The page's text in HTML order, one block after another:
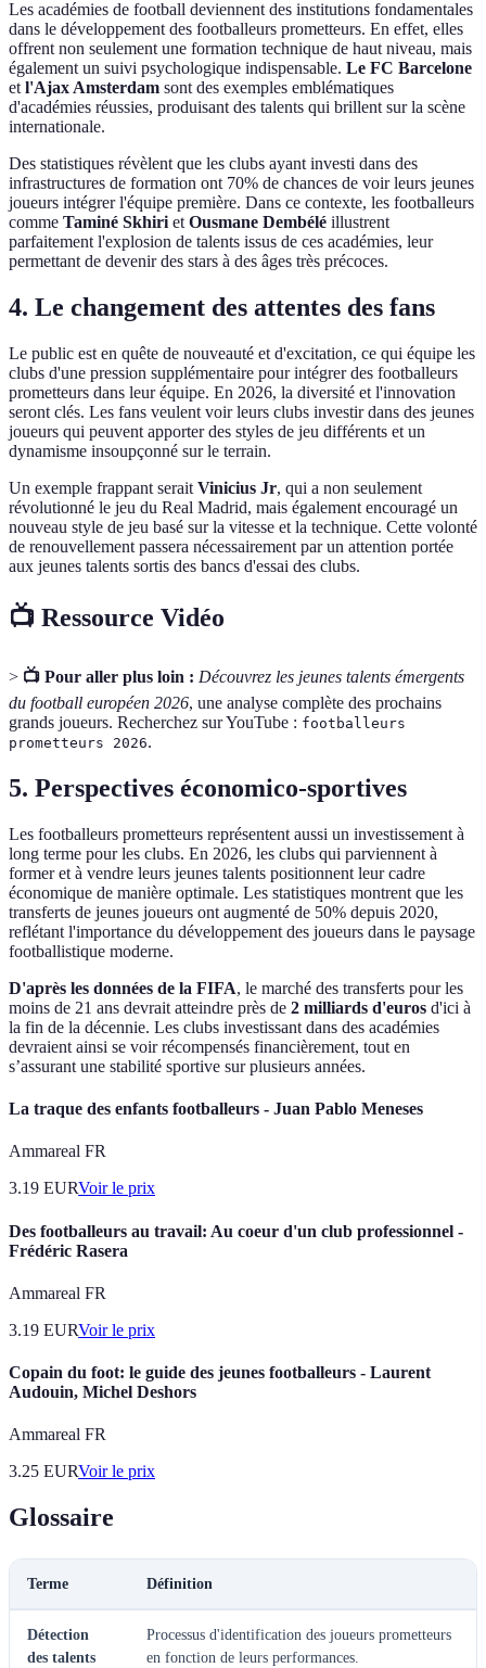
Les académies de football deviennent des institutions fondamentales
dans le développement des footballeurs prometteurs. En effet, elles
offrent non seulement une formation technique de haut niveau, mais
également un suivi psychologique indispensable. Le FC Barcelone
etl'Ajax Amsterdam sont des exemples emblématiques
d'académies réussies, produisant des talents qui brillent sur la scène
internationale.
Des statistiques révèlent que les clubs ayant investi dans des
infrastructures de formation ont 70% de chances de voir leurs jeunes
joueurs intégrer l'équipe première. Dans ce contexte, les footballeurs
comme Taminé SkhirietOusmane Dembélé illustrent
parfaitement l'explosion de talents issus de ces académies, leur
permettant de devenir des stars à des âges très précoces.
4. Le changement des attentes des fans
Le public est en quête de nouveauté et d'excitation, ce qui équipe les
clubs d'une pression supplémentaire pour intégrer des footballeurs
prometteurs dans leur équipe. En 2026, la diversité et l'innovation
seront clés. Les fans veulent voir leurs clubs investir dans des jeunes
joueurs qui peuvent apporter des styles de jeu différents et un
dynamisme insoupçonné sur le terrain.
Un exemple frappant serait Vinicius Jr, qui a non seulement
révolutionné le jeu du Real Madrid, mais également encouragé un
nouveau style de jeu basé sur la vitesse et la technique. Cette volonté
de renouvellement passera nécessairement par un attention portée
aux jeunes talents sortis des bancs d'essai des clubs.
📺 Ressource Vidéo
> 📺 Pour aller plus loin : Découvrez les jeunes talents émergents
du football européen 2026, une analyse complète des prochains
grands joueurs. Recherchez sur YouTube : footballeurs
prometteurs 2026.
5. Perspectives économico-sportives
Les footballeurs prometteurs représentent aussi un investissement à
long terme pour les clubs. En 2026, les clubs qui parviennent à
former et à vendre leurs jeunes talents positionnent leur cadre
économique de manière optimale. Les statistiques montrent que les
transferts de jeunes joueurs ont augmenté de 50% depuis 2020,
reflétant l'importance du développement des joueurs dans le paysage
footballistique moderne.
D'après les données de la FIFA, le marché des transferts pour les
moins de 21 ans devrait atteindre près de 2 milliards d'euros d'ici à
la fin de la décennie. Les clubs investissant dans des académies
devraient ainsi se voir récompensés financièrement, tout en
s’assurant une stabilité sportive sur plusieurs années.
La traque des enfants footballeurs - Juan Pablo Meneses
Ammareal FR
3.19 EURVoir le prix
Des footballeurs au travail: Au coeur d'un club professionnel -
Frédéric Rasera
Ammareal FR
3.19 EURVoir le prix
Copain du foot: le guide des jeunes footballeurs - Laurent
Audouin, Michel Deshors
Ammareal FR
3.25 EURVoir le prix
Glossaire
Terme Définition
Détection
des talents
Processus d'identification des joueurs prometteurs
en fonction de leurs performances.